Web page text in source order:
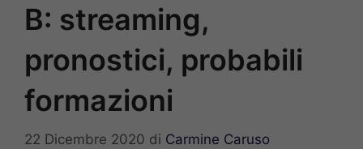
B: streaming,
pronostici, probabili
formazioni
22 Dicembre 2020 di Carmine Caruso